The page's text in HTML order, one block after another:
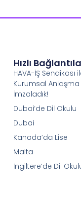
Hızlı
HAVA-İŞ Sendikası
Kurumsal Anlaşma
İmzaladık!
Dubai’de Dil Okulu
Dubai
Kanada’da Lise
Malta
İngiltere’de Dil